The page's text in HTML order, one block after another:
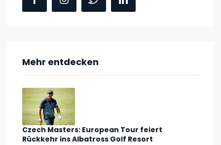
Mehr entdecken
Czech Masters: European Tour feiert
Rückkehr ins Albatross Golf Resort